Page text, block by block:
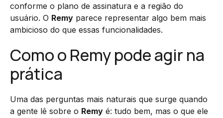
conforme o plano de assinatura e a região do
usuário. O Remy parece representar algo bem mais
ambicioso do que essas funcionalidades.
Como o Remy pode agir na
prática
Uma das perguntas mais naturais que surge quando
a gente lê sobre o Remy é: tudo bem, mas o que ele